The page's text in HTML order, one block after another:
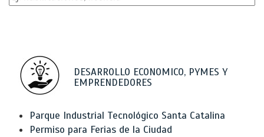
DESARROLLO ECONOMICO, PYMES Y
EMPRENDEDORES
Parque Industrial Tecnológico Santa Catalina
Permiso para Ferias de la Ciudad